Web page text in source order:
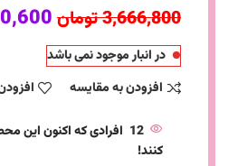
3,666,800تومان
در انبار موجود نمی باشد
افزودن به مقایسه
12 افرادی که اکنون این
کنند!